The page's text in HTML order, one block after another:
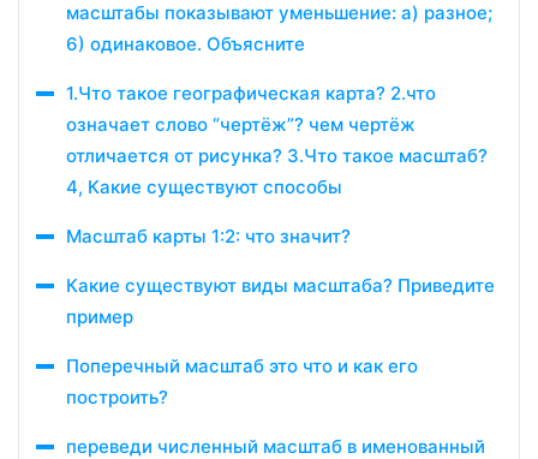
масштабы показывают уменьшение: а) разное;
6) одинаковое. Объясните
1.Что такое географическая карта? 2.что
означает слово “чертёж”? чем чертёж
отличается от рисунка? 3.Что такое масштаб?
4, Какие существуют способы
Масштаб карты 1:2: что значит?
Какие существуют виды масштаба? Приведите
пример
Поперечный масштаб это что и как его
построить?
переведи численный масштаб в именованный